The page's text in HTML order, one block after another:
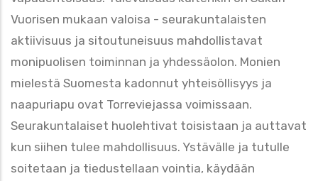
Vuorisen mukaan valoisa - seurakuntalaisten
aktiivisuus ja sitoutuneisuus mahdollistavat
monipuolisen toiminnan ja yhdessäolon. Monien
mielestä Suomesta kadonnut yhteisöllisyys ja
naapuriapu ovat Torreviejassa voimissaan.
Seurakuntalaiset huolehtivat toisistaan ja auttavat
kun siihen tulee mahdollisuus. Ystävälle ja tutulle
soitetaan ja tiedustellaan vointia, käydään